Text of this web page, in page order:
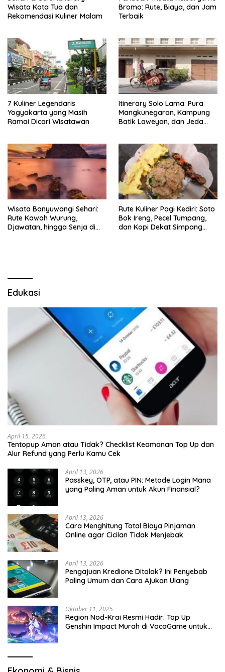
Wisata Kota Tua dan
Rekomendasi Kuliner Malam
Bromo: Rute, Biaya, dan Jam
Terbaik
7 Kuliner Legendaris
Yogyakarta yang Masih
Ramai Dicari Wisatawan
Itinerary Solo Lama: Pura
Mangkunegaran, Kampung
Batik Laweyan, dan Jeda
Wisata Banyuwangi Sehari:
Rute Kawah Wurung,
Djawatan, hingga Senja di
Rute Kuliner Pagi Kediri: Soto
Bok Ireng, Pecel Tumpang,
dan Kopi Dekat Simpang
Edukasi
April 15, 2026
Tentopup Aman atau Tidak? Checklist Keamanan Top Up dan
Alur Refund yang Perlu Kamu Cek
April 13, 2026
Passkey, OTP, atau PIN: Metode Login Mana
yang Paling Aman untuk Akun Finansial?
April 13, 2026
Cara Menghitung Total Biaya Pinjaman
Online agar Cicilan Tidak Menjebak
April 13, 2026
Pengajuan Kredione Ditolak? Ini Penyebab
Paling Umum dan Cara Ajukan Ulang
Oktober 11, 2025
Region Nod-Krai Resmi Hadir: Top Up
Genshin Impact Murah di VocaGame untuk